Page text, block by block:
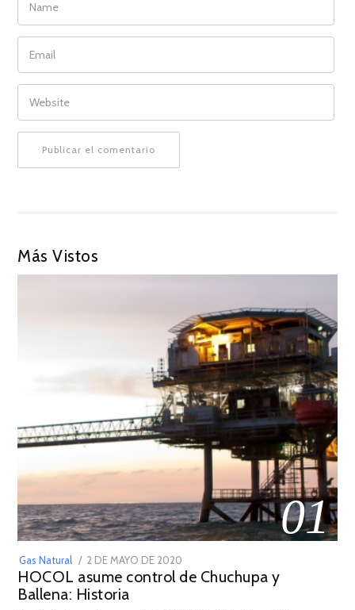
EMAIL
WEBSITE
Más Vistos
01
Gas Natural
POSTED
ON
2 DE MAYO DE 2020
DE
HOCOL asume control de Chuchupa y
Ballena: Historia